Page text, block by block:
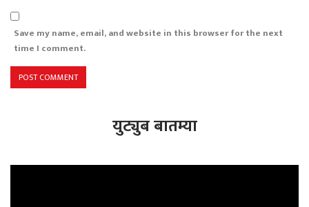
Save my name, email, and website in this browser for the next
time I comment.
युट्युब बातम्या